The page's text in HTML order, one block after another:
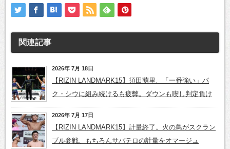
関連記事
2026年 7月 18日
【RIZIN LANDMARK15】須田萌里、「一番強い」パ
ク・シウに組み続けるも疲弊。ダウンも喫し判定負け
2026年 7月 17日
【RIZIN LANDMARK15】計量終了。火の鳥がスクラン
ブル参戦、もちろんサバテロの計量をオマージュ